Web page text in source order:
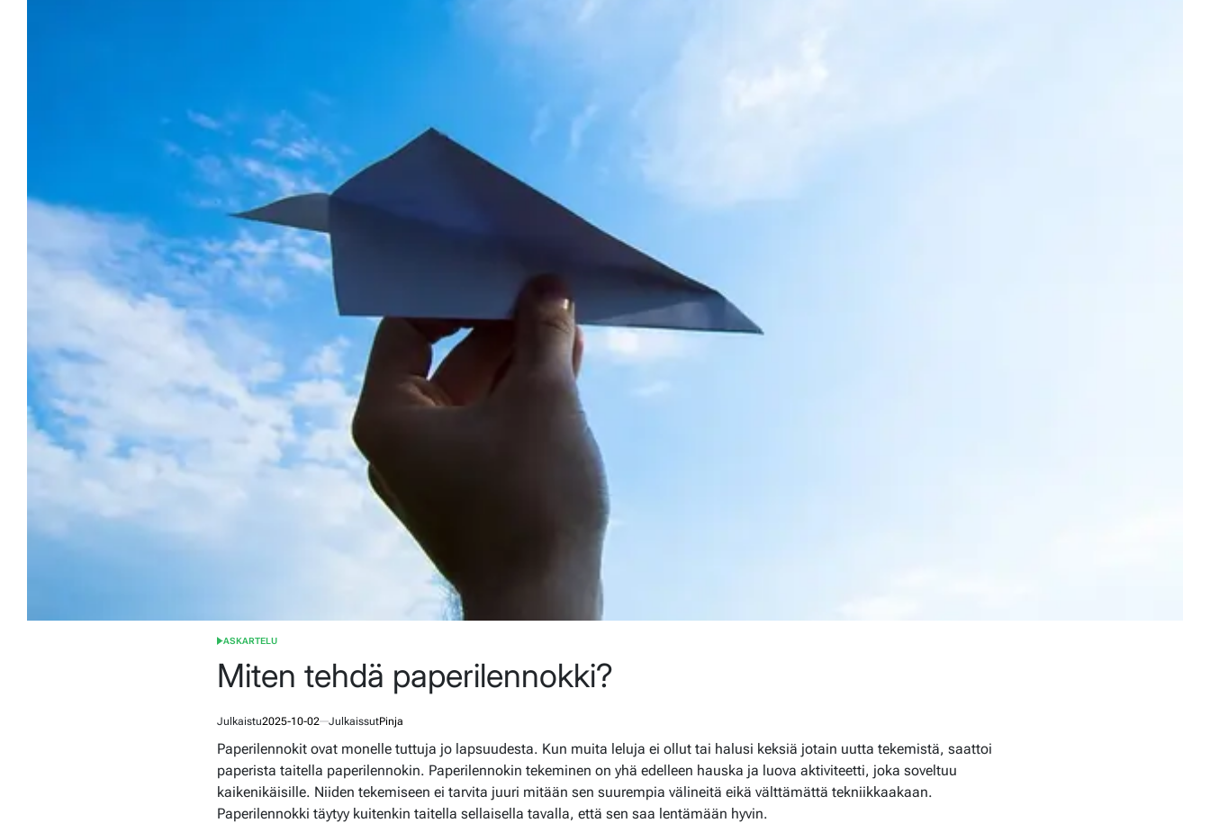
Teknologia,
talous,
kauneus
POSTED
ASKARTELU
Miten tehdä paperilennokki?
Julkaistu2025-10-02 JulkaissutPinja
Paperilennokit ovat monelle tuttuja jo lapsuudesta. Kun muita leluja ei ollut tai halusi keksiä jotain uutta tekemistä, saattoi
paperista taitella paperilennokin. Paperilennokin tekeminen on yhä edelleen hauska ja luova aktiviteetti, joka soveltuu
kaikenikäisille. Niiden tekemiseen ei tarvita juuri mitään sen suurempia välineitä eikä välttämättä tekniikkaakaan.
Paperilennokki täytyy kuitenkin taitella sellaisella tavalla, että sen saa lentämään hyvin.